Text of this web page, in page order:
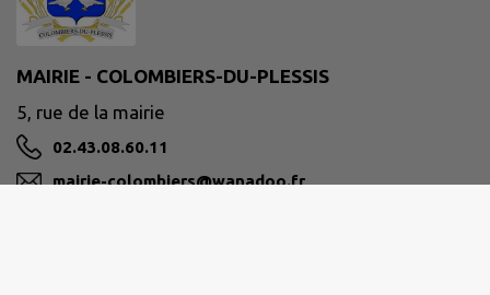
MAIRIE - COLOMBIERS-DU-PLESSIS
5, rue de la mairie
02.43.08.60.11
mairie-colombiers@wanadoo.fr